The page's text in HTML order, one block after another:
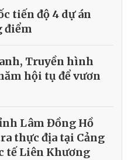
tiến độ 4 dự án
điểm
Truyền hình
hội tụ để vươn
Lâm Đồng Hồ
thực địa tại Cảng
tế Liên Khương